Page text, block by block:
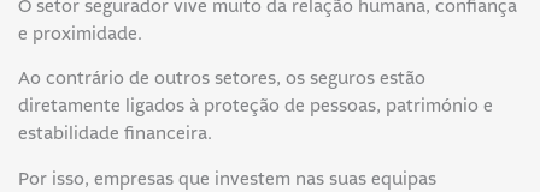
O setor segurador vive muito da relação humana, confiança
e proximidade.
Ao contrário de outros setores, os seguros estão
diretamente ligados à proteção de pessoas, património e
estabilidade financeira.
Por isso, empresas que investem nas suas equipas